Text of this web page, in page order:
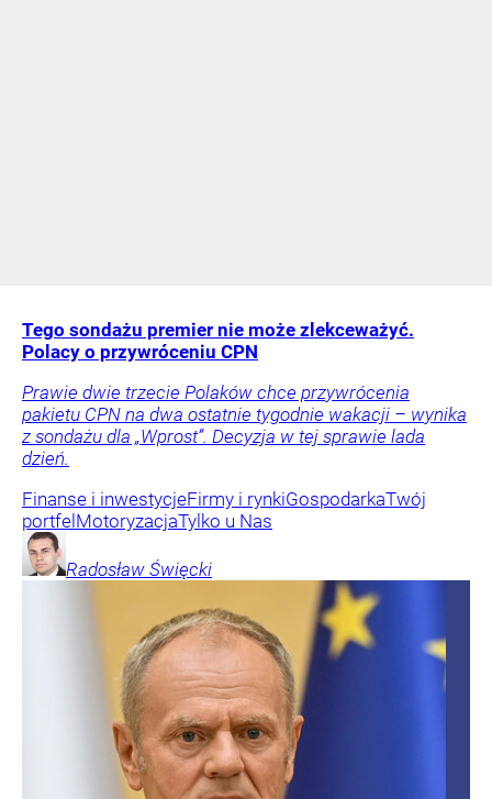
Tego sondażu premier nie może zlekceważyć.
Polacy o przywróceniu CPN
Prawie dwie trzecie Polaków chce przywrócenia
pakietu CPN na dwa ostatnie tygodnie wakacji – wynika
z sondażu dla „Wprost”. Decyzja w tej sprawie lada
dzień.
Finanse i inwestycjeFirmy i rynkiGospodarkaTwój
portfel MotoryzacjaTylko u Nas
Radosław Święcki